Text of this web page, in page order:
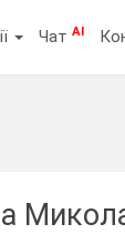
ЧатAI